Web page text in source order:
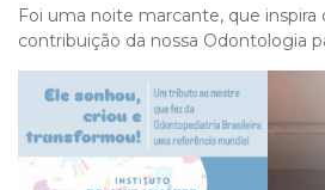
Foi uma noite marcante, que inspira
contribuição da nossa Odontologia